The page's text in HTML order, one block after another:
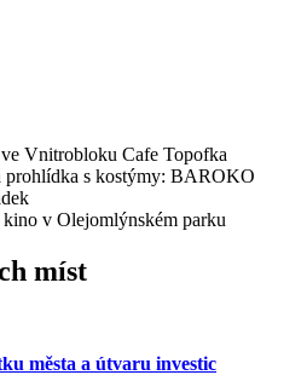
Vnitrobloku Cafe Topofka
prohlídka s kostýmy: BAROKO
v Olejomlýnském parku
míst
města a útvaru investic